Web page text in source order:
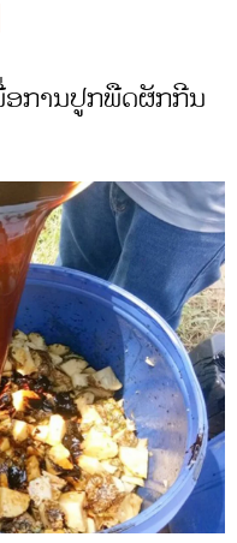
ການປູກພືດຜັກກີນ